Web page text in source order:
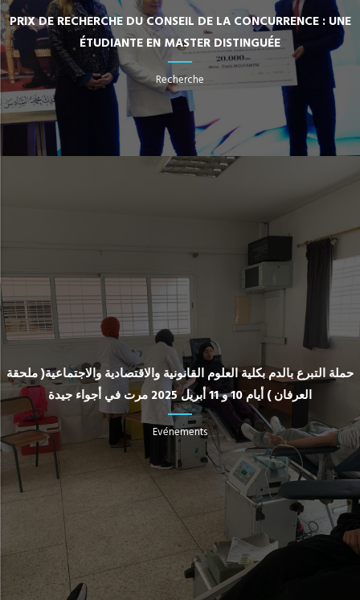
PRIX DE RECHERCHE DU CONSEIL DE LA CONCURRENCE : UNE
ÉTUDIANTE EN MASTER DISTINGUÉE
Recherche
حملة التبرع بالدم بكلية العلوم القانونية والاقتصادية والاجتماعية( ملحقة
العرفان ) أيام 10 و 11 أبريل 2025 مرت في أجواء جيدة
Evénements